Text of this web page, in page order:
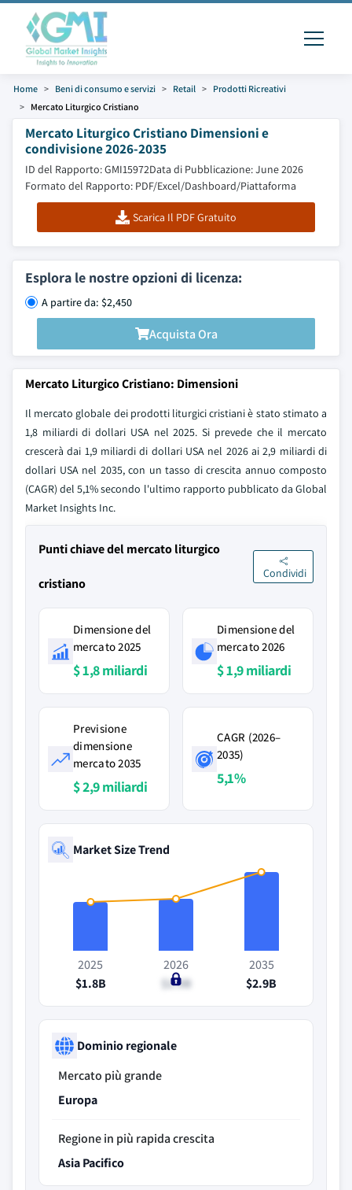
Home Beni di consumo e servizi Retail
Prodotti Ricreativi
Mercato Liturgico Cristiano
Mercato Liturgico Cristiano Dimensioni e
condivisione 2026-2035
ID del Rapporto: GMI15972Data di Pubblicazione: June 2026
Formato del Rapporto: PDF/Excel/Dashboard/Piattaforma
Scarica Il PDF Gratuito
Esplora le nostre opzioni di licenza:
A partire da: $2,450
Acquista Ora
Mercato Liturgico Cristiano: Dimensioni
Il mercato globale dei prodotti liturgici cristiani è stato stimato a
1,8 miliardi di dollari USA nel 2025. Si prevede che il mercato
crescerà dai 1,9 miliardi di dollari USA nel 2026 ai 2,9 miliardi di
dollari USA nel 2035, con un tasso di crescita annuo composto
(CAGR) del 5,1% secondo l'ultimo rapporto pubblicato da Global
Market Insights Inc.
Punti chiave del mercato liturgico
cristiano
Condividi
Dimensione del
mercato 2025
$ 1,8 miliardi
Dimensione del
mercato 2026
$ 1,9 miliardi
Previsione
dimensione
mercato 2035
$ 2,9 miliardi
CAGR (2026–
2035)
5,1%
Market Size Trend
2025
$1.8B
2026
$1.9B
2035
$2.9B
Dominio regionale
Mercato più grande
Europa
Regione in più rapida crescita
Asia Pacifico